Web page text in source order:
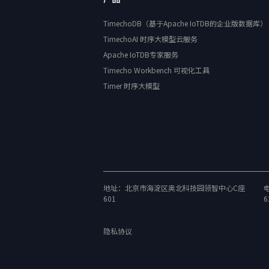
TimechoDB（基于Apache IoTDB的企业版数据库）
TimechoAI 时序大模型云服务
Apache IoTDB专家服务
Timecho Workbench 可视化工具
Timer 时序大模型
地址：北京市海淀区奥北科技园领智中心C座
601
隐私协议